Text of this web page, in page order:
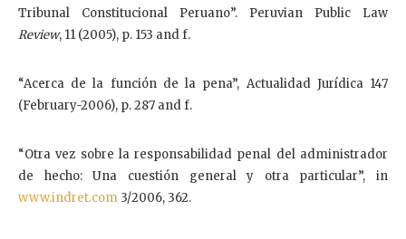
Tribunal Constitucional Peruano”. Peruvian Public Law
Review, 11 (2005), p. 153 and f.
“Acerca de la función de la pena”, Actualidad Jurídica 147
(February-2006), p. 287 and f.
“Otra vez sobre la responsabilidad penal del administrador
de hecho: Una cuestión general y otra particular”, in
www.indret.com 3/2006, 362.